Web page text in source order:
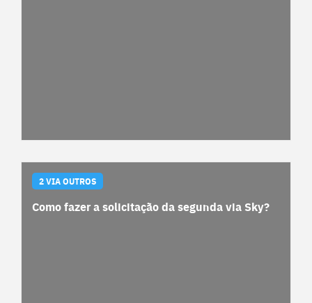
2 VIA OUTROS
Como fazer a solicitação da segunda via Sky?